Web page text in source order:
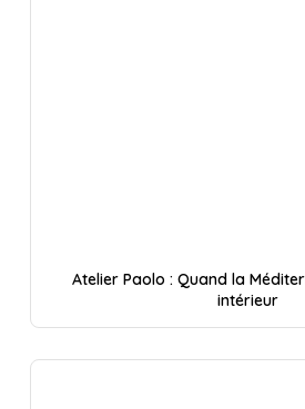
Atelier Paolo : Quand la
intérieur